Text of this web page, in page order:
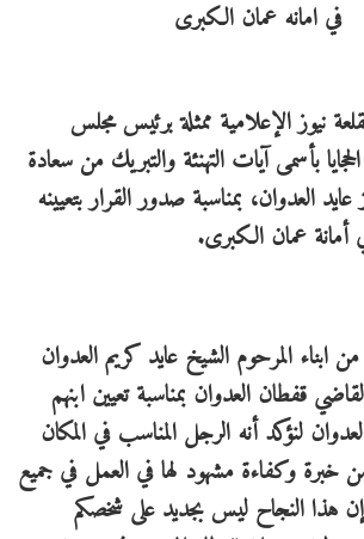
نيوز الإعلامية ممثلة برئيس مجلس
بأسمى آيات التهنئة والتبريك من سعادة
العدوان، بمناسبة صدور القرار بتعيينه
أمانة عمان الكبرى.
من ابناء المرحوم الشيخ عايد كريم العدوان
قفطان العدوان بمناسبة تعيين ابنهم
لنؤكد أنه الرجل المناسب في المكان
من خبرة وكفاءة مشهود لها في العمل في جميع
إن هذا النجاح ليس بجديد على شخصكم